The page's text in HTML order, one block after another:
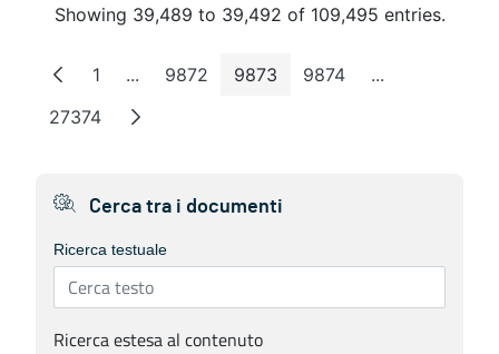
Showing 39,489 to 39,492 of 109,495 entries.
Page
1 ...Intermediate Pages
Page
9872 Page
9873 Page
9874 ...Intermediate
Page
27374
Cerca tra i documenti
Ricerca testuale
Ricerca estesa al contenuto